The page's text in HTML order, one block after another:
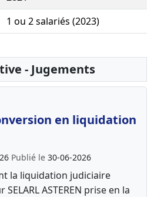
1 ou 2 salariés (2023)
- Jugements
en liquidation
Publié le 30-06-2026
la liquidation judiciaire
ASTEREN prise en la